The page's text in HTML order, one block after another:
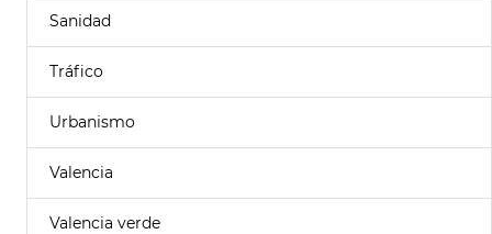
Sanidad
Tráfico
Urbanismo
Valencia
Valencia verde